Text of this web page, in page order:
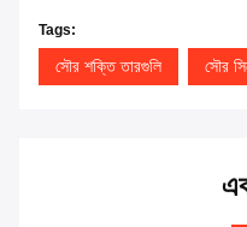
Tags:
সৌর শক্তি তারগুলি সৌর